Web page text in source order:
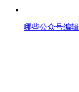
哪些公众号编